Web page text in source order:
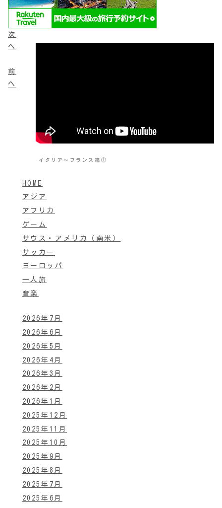
イタリア～フランス編①
次
へ
前
へ
HOME
アジア
アフリカ
ゲーム
サウス・アメリカ（南米）
サッカー
ヨーロッパ
一人旅
音楽
2026年7月
2026年6月
2026年5月
2026年4月
2026年3月
2026年2月
2026年1月
2025年12月
2025年11月
2025年10月
2025年9月
2025年8月
2025年7月
2025年6月